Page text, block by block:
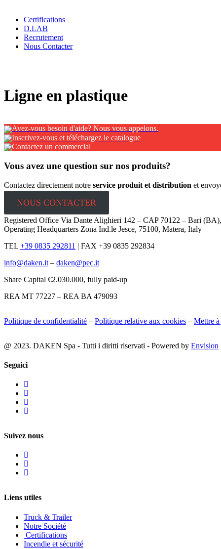
Certifications
D.LAB
Recrutement
Nous Contacter
Ligne en plastique
Avez-vous besoin d'aide? Nous vous appelons.
Inscrivez-vous et téléchargez le catalogue
Contactez un commercial
Vous avez une question sur nos produits?
Contactez directement notre service produit et distribution et
NOUS CONTACTER
Registered Office Via Dante Alighieri 142 – CAP 70122 – Bari
Operating Headquarters Zona Ind.le Jesce, 75100, Matera, Italy
TEL +39 0835 292811 | FAX +39 0835 292834
info@daken.it – daken@pec.it
Share Capital €2.030.000, fully paid-up
REA MT 77227 – REA BA 479093
Politique de confidentialité – Politique relative aux cookies – Mettre
@ 2023. DAKEN Spa - Tutti i diritti riservati - Powered by Envision
Seguici
Suivez nous
Liens utiles
Truck & Trailer
Notre Société
Certifications
Incendie et sécurité